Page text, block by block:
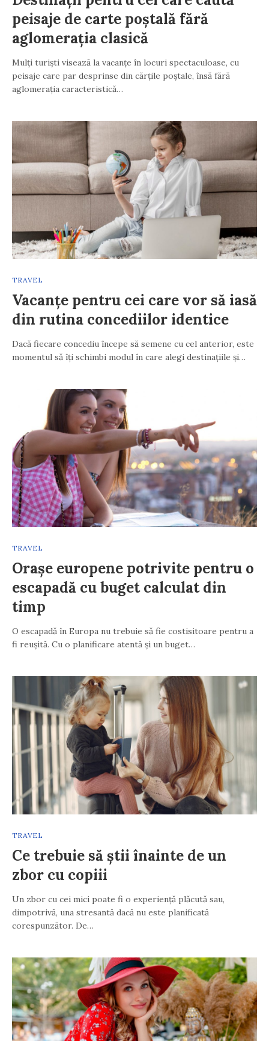
peisaje de carte poștală fără
aglomerația clasică
Mulți turiști visează la vacanțe în locuri spectaculoase, cu
peisaje care par desprinse din cărțile poștale, însă fără
aglomerația caracteristică…
TRAVEL
Vacanțe pentru cei care vor să iasă
din rutina concediilor identice
Dacă fiecare concediu începe să semene cu cel anterior, este
momentul să îți schimbi modul în care alegi destinațiile și…
TRAVEL
Orașe europene potrivite pentru o
escapadă cu buget calculat din
timp
O escapadă în Europa nu trebuie să fie costisitoare pentru a
fi reușită. Cu o planificare atentă și un buget…
TRAVEL
Ce trebuie să știi înainte de un
zbor cu copiii
Un zbor cu cei mici poate fi o experiență plăcută sau,
dimpotrivă, una stresantă dacă nu este planificată
corespunzător. De…